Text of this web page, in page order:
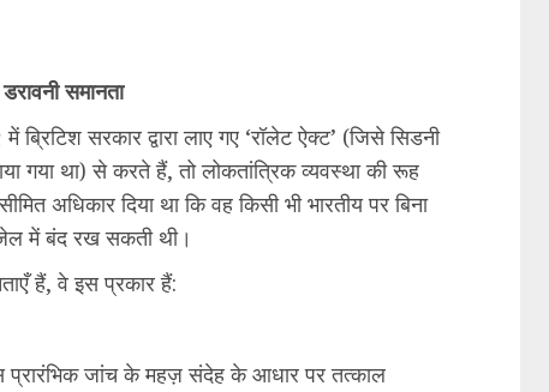
समानता
सरकार द्वारा लाए गए ‘रॉलेट ऐक्ट’ (जिसे सिडनी
गया था) से करते हैं, तो लोकतांत्रिक व्यवस्था की रूह
अधिकार दिया था कि वह किसी भी भारतीय पर बिना
में बंद रख सकती थी।
हैं, वे इस प्रकार हैं:
प्रारंभिक जांच के महज़ संदेह के आधार पर तत्काल